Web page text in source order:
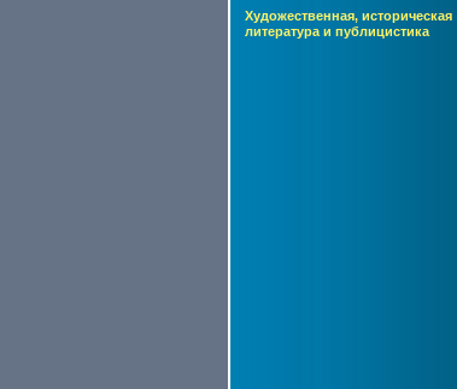
Художественная, историческая
литература и публицистика